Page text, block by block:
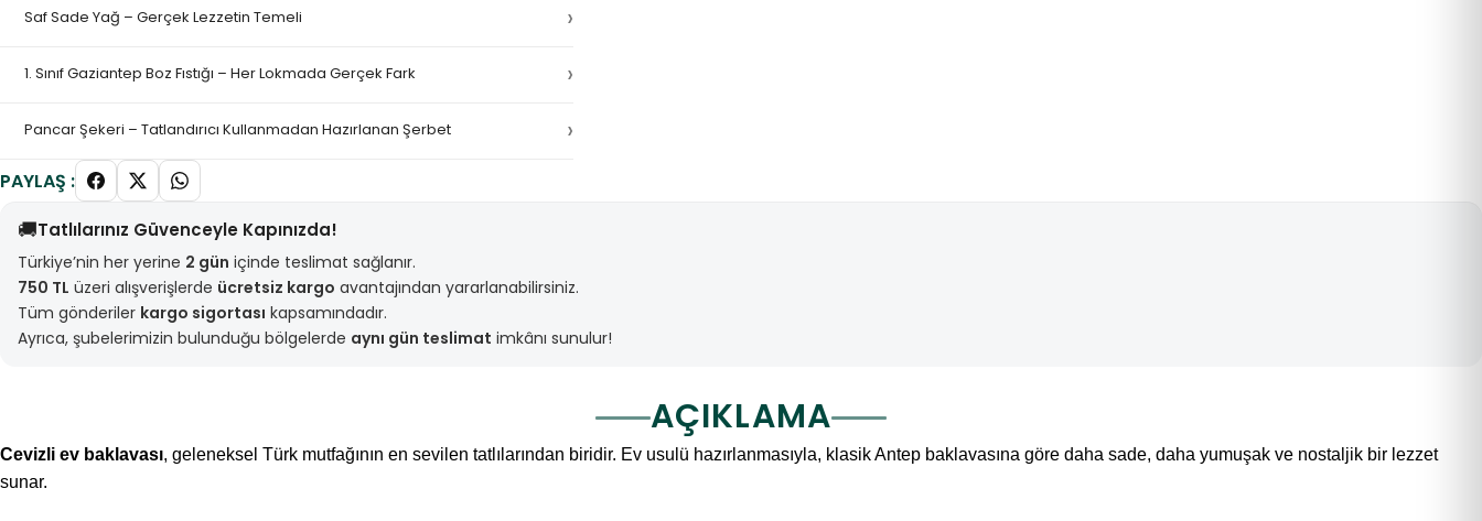
Saf Sade Yağ – Gerçek Lezzetin Temeli ›
1. Sınıf Gaziantep Boz Fıstığı – Her Lokmada Gerçek Fark ›
Pancar Şekeri – Tatlandırıcı Kullanmadan Hazırlanan Şerbet ›
PAYLAŞ :
🚚Tatlılarınız Güvenceyle Kapınızda!
Türkiye’nin her yerine 2 gün içinde teslimat sağlanır.
750 TL üzeri alışverişlerde ücretsiz kargo avantajından yararlanabilirsiniz.
Tüm gönderiler kargo sigortası kapsamındadır.
Ayrıca, şubelerimizin bulunduğu bölgelerde aynı gün teslimat imkânı sunulur!
AÇIKLAMA
Cevizli ev baklavası, geleneksel Türk mutfağının en sevilen tatlılarından biridir. Ev usulü hazırlanmasıyla, klasik Antep baklavasına göre daha sade, daha yumuşak ve nostaljik bir lezzet
sunar.